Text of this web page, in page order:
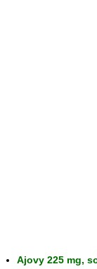
Ajovy 225 mg,